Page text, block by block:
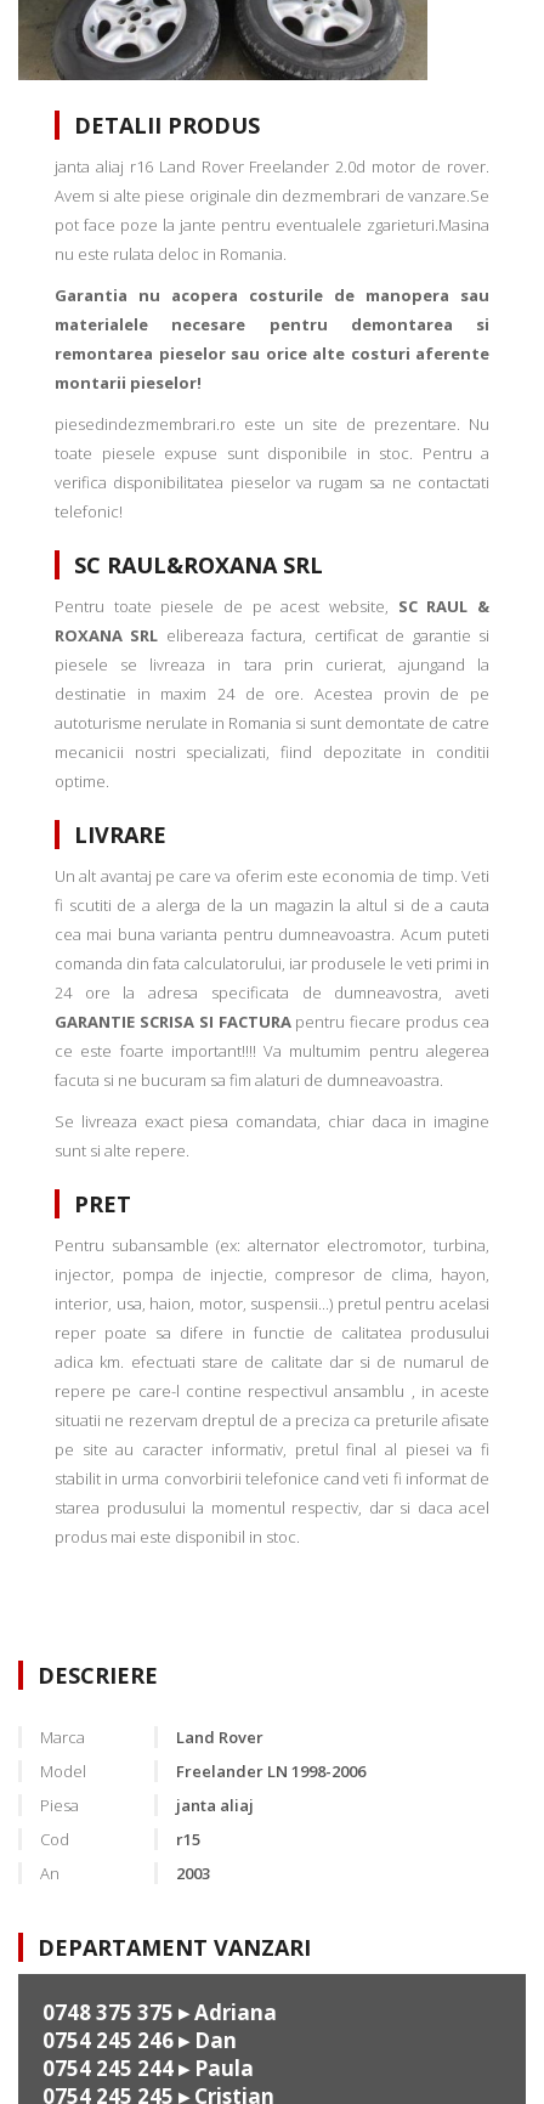
DETALII PRODUS
janta aliaj r16 Land Rover Freelander 2.0d motor de rover.
Avem si alte piese originale din dezmembrari de vanzare.Se
pot face poze la jante pentru eventualele zgarieturi.Masina
nu este rulata deloc in Romania.
Garantia nu acopera costurile de manopera sau
materialele necesare pentru demontarea si
remontarea pieselor sau orice alte costuri aferente
montarii pieselor!
piesedindezmembrari.ro este un site de prezentare. Nu
toate piesele expuse sunt disponibile in stoc. Pentru a
verifica disponibilitatea pieselor va rugam sa ne contactati
telefonic!
SC RAUL&ROXANA SRL
Pentru toate piesele de pe acest website, SC RAUL &
ROXANA SRL elibereaza factura, certificat de garantie si
piesele se livreaza in tara prin curierat, ajungand la
destinatie in maxim 24 de ore. Acestea provin de pe
autoturisme nerulate in Romania si sunt demontate de catre
mecanicii nostri specializati, fiind depozitate in conditii
optime.
LIVRARE
Un alt avantaj pe care va oferim este economia de timp. Veti
fi scutiti de a alerga de la un magazin la altul si de a cauta
cea mai buna varianta pentru dumneavoastra. Acum puteti
comanda din fata calculatorului, iar produsele le veti primi in
24 ore la adresa specificata de dumneavostra, aveti
GARANTIE SCRISA SI FACTURApentru fiecare produs cea
ce este foarte important!!!! Va multumim pentru alegerea
facuta si ne bucuram sa fim alaturi de dumneavoastra.
Se livreaza exact piesa comandata, chiar daca in imagine
sunt si alte repere.
PRET
Pentru subansamble (ex: alternator electromotor, turbina,
injector, pompa de injectie, compresor de clima, hayon,
interior, usa, haion, motor, suspensii...) pretul pentru acelasi
reper poate sa difere in functie de calitatea produsului
adica km. efectuati stare de calitate dar si de numarul de
repere pe care-l contine respectivul ansamblu , in aceste
situatii ne rezervam dreptul de a preciza ca preturile afisate
pe site au caracter informativ, pretul final al piesei va fi
stabilit in urma convorbirii telefonice cand veti fi informat de
starea produsului la momentul respectiv, dar si daca acel
produs mai este disponibil in stoc.
DESCRIERE
Marca
Land Rover
Model
Freelander LN 1998-2006
Piesa
janta aliaj
Cod
r15
An
2003
DEPARTAMENT VANZARI
0748 375 375 ▸ Adriana
0754 245 246▸ Dan
0754 245 244▸ Paula
0754 245 245 ▸ Cristian